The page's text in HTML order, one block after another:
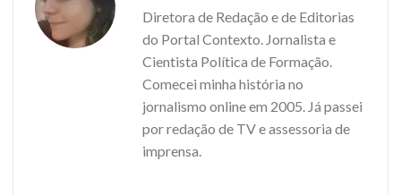
Diretora de Redação e de Editorias
do Portal Contexto. Jornalista e
Cientista Política de Formação.
Comecei minha história no
jornalismo online em 2005. Já passei
por redação de TV e assessoria de
imprensa.